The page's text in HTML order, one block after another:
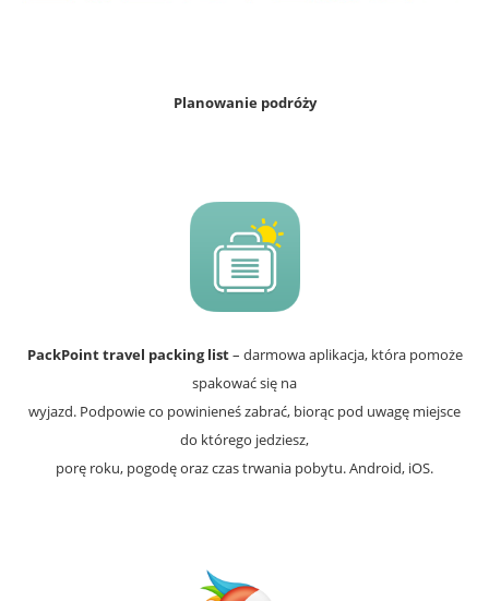
Planowanie podróży
PackPoint travel packing list– darmowa aplikacja, która pomoże
spakować się na
wyjazd. Podpowie co powinieneś zabrać, biorąc pod uwagę miejsce
do którego jedziesz,
porę roku, pogodę oraz czas trwania pobytu. Android, iOS.